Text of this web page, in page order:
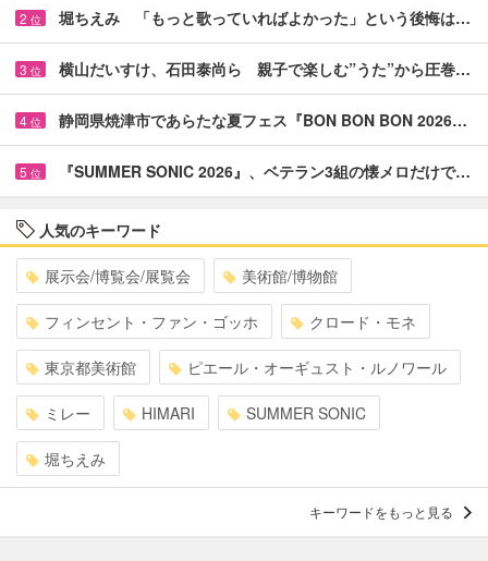
2 位 堀ちえみ 「もっと歌っていればよかった」という後悔は…
3 位 横山だいすけ、石田泰尚ら 親子で楽しむ”うた”から圧巻…
4 位 静岡県焼津市であらたな夏フェス『BON BON BON 2026…
5 位 『SUMMER SONIC 2026』、ベテラン3組の懐メロだけで…
人気のキーワード
展示会/博覧会/展覧会 美術館/博物館
フィンセント・ファン・ゴッホ クロード・モネ
東京都美術館 ピエール・オーギュスト・ルノワール
ミレー HIMARI SUMMER SONIC
堀ちえみ
キーワードをもっと見る